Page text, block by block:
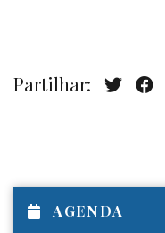
Partilhar:
AGENDA